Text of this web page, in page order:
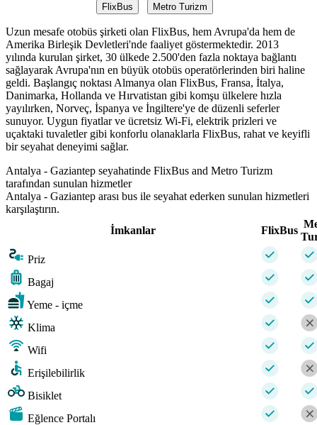
FlixBus Metro Turizm
Uzun mesafe otobüs şirketi olan FlixBus, hem Avrupa'da hem de
Amerika Birleşik Devletleri'nde faaliyet göstermektedir. 2013
yılında kurulan şirket, 30 ülkede 2.500'den fazla noktaya bağlantı
sağlayarak Avrupa'nın en büyük otobüs operatörlerinden biri haline
geldi. Başlangıç ​​noktası Almanya olan FlixBus, Fransa, İtalya,
Danimarka, Hollanda ve Hırvatistan gibi komşu ülkelere hızla
yayılırken, Norveç, İspanya ve İngiltere'ye de düzenli seferler
sunuyor. Uygun fiyatlar ve ücretsiz Wi-Fi, elektrik prizleri ve
uçaktaki tuvaletler gibi konforlu olanaklarla FlixBus, rahat ve keyifli
bir seyahat deneyimi sağlar.
Antalya - Gaziantep seyahatinde FlixBus and Metro Turizm
tarafından sunulan hizmetler
Antalya - Gaziantep arası bus ile seyahat ederken sunulan hizmetleri
karşılaştırın.
İmkanlar
FlixBus
Priz
Bagaj
Yeme - içme
Klima
Wifi
Erişilebilirlik
Bisiklet
Eğlence Portalı